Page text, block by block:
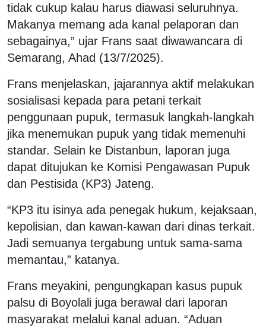
tidak cukup kalau harus diawasi seluruhnya.
Makanya memang ada kanal pelaporan dan
sebagainya,” ujar Frans saat diwawancara di
Semarang, Ahad (13/7/2025).
Frans menjelaskan, jajarannya aktif melakukan
sosialisasi kepada para petani terkait
penggunaan pupuk, termasuk langkah-langkah
jika menemukan pupuk yang tidak memenuhi
standar. Selain ke Distanbun, laporan juga
dapat ditujukan ke Komisi Pengawasan Pupuk
dan Pestisida (KP3) Jateng.
“KP3 itu isinya ada penegak hukum, kejaksaan,
kepolisian, dan kawan-kawan dari dinas terkait.
Jadi semuanya tergabung untuk sama-sama
memantau,” katanya.
Frans meyakini, pengungkapan kasus pupuk
palsu di Boyolali juga berawal dari laporan
masyarakat melalui kanal aduan. “Aduan